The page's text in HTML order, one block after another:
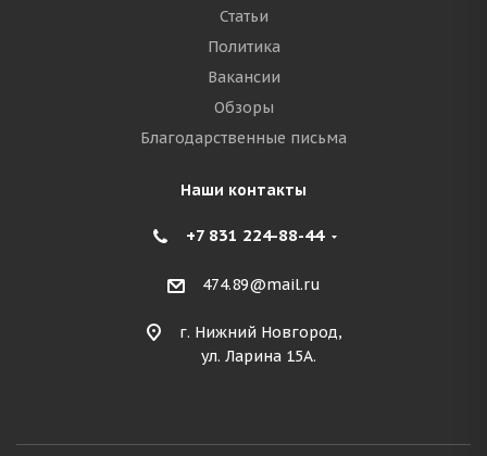
Статьи
Политика
Вакансии
Обзоры
Благодарственные письма
Наши контакты
+7 831 224-88-44
474.89@mail.ru
г. Нижний Новгород,
ул. Ларина 15А.